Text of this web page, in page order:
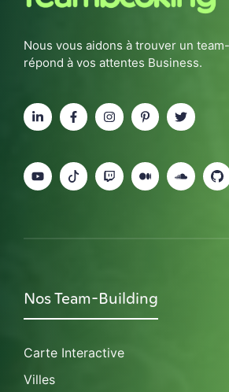
Nous vous aidons à trouver un
répond à vos attentes Business.
Nos Team-Building
Carte Interactive
Villes